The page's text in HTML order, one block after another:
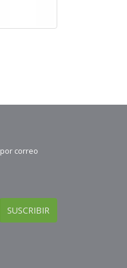
por correo
SUSCRIBIR